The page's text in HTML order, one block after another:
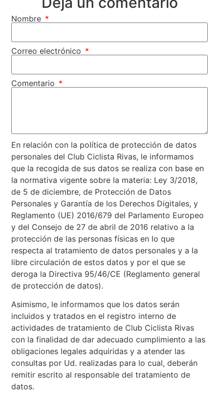
Nombre
Correo electrónico
Comentario
En relación con la política de protección de datos
personales del Club Ciclista Rivas, le informamos
que la recogida de sus datos se realiza con base en
la normativa vigente sobre la materia: Ley 3/2018,
de 5 de diciembre, de Protección de Datos
Personales y Garantía de los Derechos Digitales, y
Reglamento (UE) 2016/679 del Parlamento Europeo
y del Consejo de 27 de abril de 2016 relativo a la
protección de las personas físicas en lo que
respecta al tratamiento de datos personales y a la
libre circulación de estos datos y por el que se
deroga la Directiva 95/46/CE (Reglamento general
de protección de datos).
Asimismo, le informamos que los datos serán
incluidos y tratados en el registro interno de
actividades de tratamiento de Club Ciclista Rivas
con la finalidad de dar adecuado cumplimiento a las
obligaciones legales adquiridas y a atender las
consultas por Ud. realizadas para lo cual, deberán
remitir escrito al responsable del tratamiento de
datos.